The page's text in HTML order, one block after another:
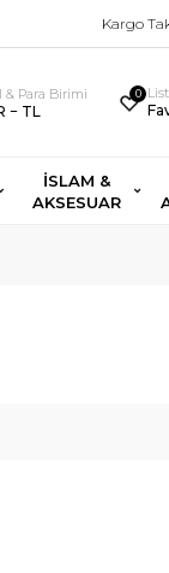
Kargo
& Para Birimi
− TL
0
İSLAM &
AKSESUAR